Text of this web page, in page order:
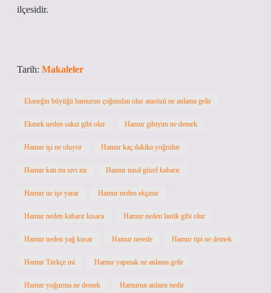
ilçesidir.
Tarih: Makaleler
Ekmeğin büyüğü hamurun çoğundan olur atasözü ne anlama gelir
Ekmek neden sakız gibi olur Hamur gibiyim ne demek
Hamur işi ne oluyor Hamur kaç dakika yoğrulur
Hamur katı mı sıvı mı Hamur nasıl güzel kabarır
Hamur ne işe yarar Hamur neden ekşime
Hamur neden kabarır kısaca Hamur neden lastik gibi olur
Hamur neden yağ kusar Hamur nerede Hamur tipi ne demek
Hamur Türkçe mi Hamur yapmak ne anlama gelir
Hamur yoğurma ne demek Hamurun anlamı nedir